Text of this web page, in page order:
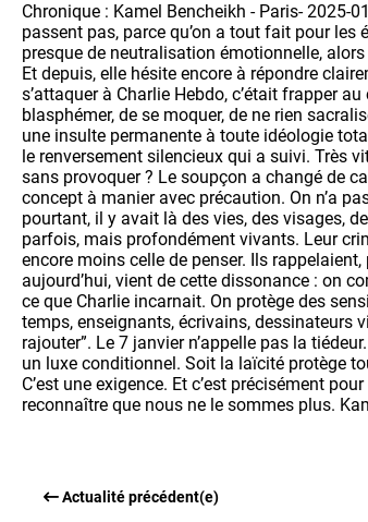
Chronique : Kamel Bencheikh - Paris- 2025-
passent pas, parce qu’on a tout fait pour
presque de neutralisation émotionnelle,
Et depuis, elle hésite encore à répondre
s’attaquer à Charlie Hebdo, c’était frapper
blasphémer, de se moquer, de ne rien
une insulte permanente à toute idéologie
le renversement silencieux qui a suivi. Très
sans provoquer ? Le soupçon a changé de
concept à manier avec précaution. On n’a
pourtant, il y avait là des vies, des visages,
parfois, mais profondément vivants. Leur
encore moins celle de penser. Ils
aujourd’hui, vient de cette dissonance : on
ce que Charlie incarnait. On protège des
temps, enseignants, écrivains, dessinateurs
rajouter”. Le 7 janvier n’appelle pas la
un luxe conditionnel. Soit la laïcité protège
C’est une exigence. Et c’est précisément
reconnaître que nous ne le sommes plus.
Actualité précédent(e)